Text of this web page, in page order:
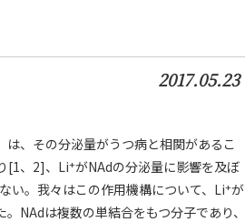
2017.05.23
、その分泌量がうつ病と相関があるこ
[1、2]、Li+がNAdの分泌量に影響を及ぼ
い。我々はこの作用機構について、Li+が
NAdは複数の単結合をもつ分子であり、